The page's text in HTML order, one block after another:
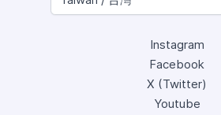
Instagram
Facebook
X (Twitter)
Youtube